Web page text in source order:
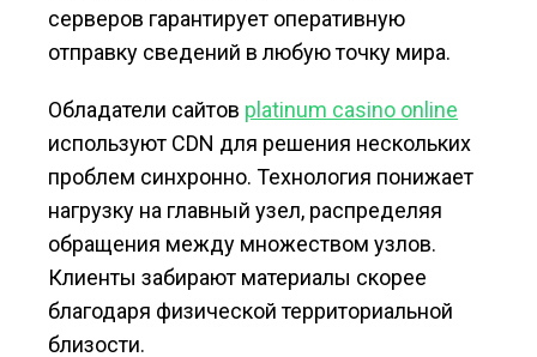
серверов гарантирует оперативную
отправку сведений в любую точку мира.
Обладатели сайтов platinum casino online
используют CDN для решения нескольких
проблем синхронно. Технология понижает
нагрузку на главный узел, распределяя
обращения между множеством узлов.
Клиенты забирают материалы скорее
благодаря физической территориальной
близости.